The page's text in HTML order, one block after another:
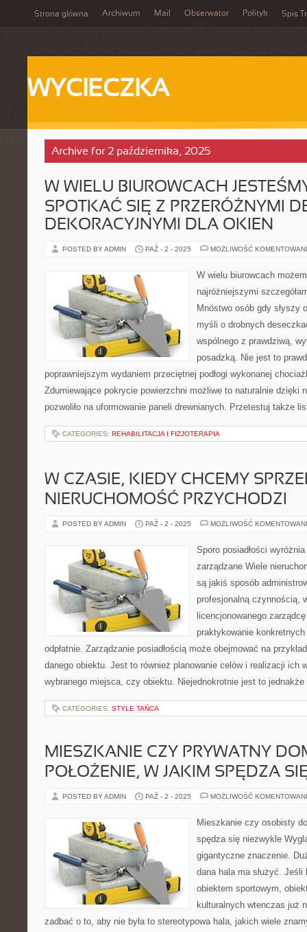
Strona główna Archiwum Mail Obserwator Polityk Spis
WYCIECZKA
Archive for 2 października, 2025
W WIELU BIUROWCACH
SPOTKAĆ SIĘ Z PRZERÓŻNYMI
DEKORACYJNYMI DLA OKIEN
POSTED BY ADMIN PAŹ - 2 - 2025 MOŻLIWOŚĆ
W wielu biurowcach
najróżniejszymi
Mnóstwo osób gdy słyszy
myśli o drobnych
wspólnego z prawdziwą,
posadzką. Nie jest to
poprawniejszym wydaniem przeciętnej podłogi wykonanej
Zdumiewające pokrycie powierzchni możliwe to naturalnie dzięki
pozwoliło na uformowanie paneli drewnianych. Przetestuj także
CATEGORIES: REHABILITACJA I FIZJOTERAPIA
W CZASIE, KIEDY CHCEMY
NIERUCHOMOŚĆ PRZYCHODZI
POSTED BY ADMIN PAŹ - 2 - 2025 MOŻLIWOŚĆ
Sporo posiadłości
zarządzane Wiele
są jakiś sposób
profesjonalną czynnością,
licencjonowanego
praktykowanie
odpłatnie. Zarządzanie posiadłością może obejmować na
danego obiektu. Jest to również planowanie celów i realizacji ich
wybranego miejsca, czy obiektu. Niejednokrotnie jest to
CATEGORIES: STYLE TAŃCA
MIESZKANIE CZY PRYWATNY
POŁOŻENIE, W JAKIM SPĘDZA
POSTED BY ADMIN PAŹ - 2 - 2025 MOŻLIWOŚĆ
Mieszkanie czy osobisty
spędza się niezwykle
gigantyczne znaczenie.
dana hala ma służyć. Jeśli
obiektem sportowym,
kulturalnych wtenczas już
zadbać o to, aby nie była to stereotypowa hala, jakich wiele